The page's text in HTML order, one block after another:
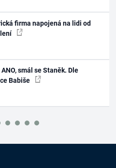
firma napojená na lidi od
smál se Staněk. Dle
Babiše